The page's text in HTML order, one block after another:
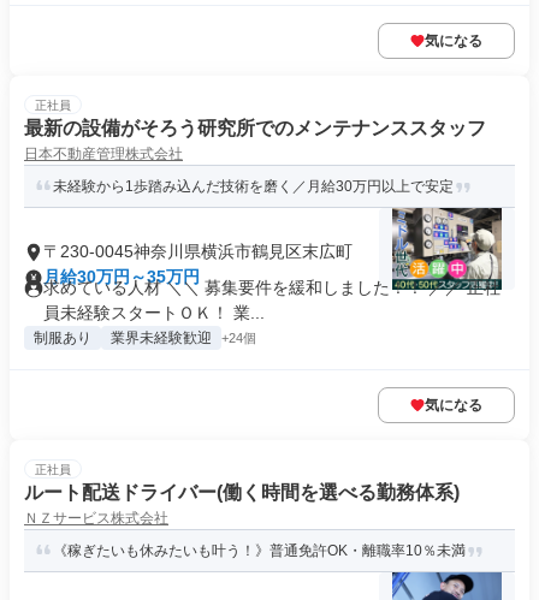
気になる
正社員
最新の設備がそろう研究所でのメンテナンススタッフ
日本不動産管理株式会社
未経験から1歩踏み込んだ技術を磨く／月給30万円以上で安定
〒230-0045神奈川県横浜市鶴見区末広町
月給30万円～35万円
求めている人材 ＼＼ 募集要件を緩和しました！！ ／／ 正社
員未経験スタートＯＫ！ 業...
制服あり 業界未経験歓迎 +24個
気になる
正社員
ルート配送ドライバー(働く時間を選べる勤務体系)
ＮＺサービス株式会社
《稼ぎたいも休みたいも叶う！》普通免許OK・離職率10％未満